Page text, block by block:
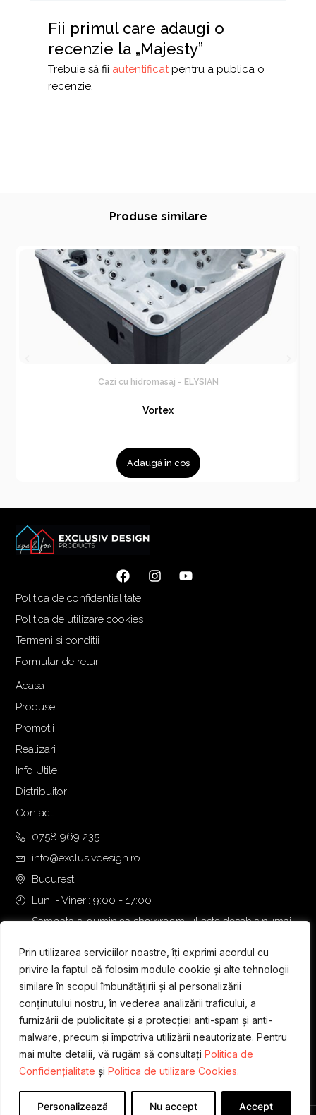
Prin utilizarea serviciilor noastre, îți exprimi acordul cu
privire la faptul că folosim module cookie și alte tehnologii
similare în scopul îmbunătățirii și al personalizării
conținutului nostru, în vederea analizării traficului, a
furnizării de publicitate și a protecției anti-spam și anti-
malware, precum și împotriva utilizării neautorizate. Pentru
mai multe detalii, vă rugăm să consultați Politica de
Confidențialitate și Politica de utilizare Cookies.
Personalizează Nu accept Accept
Fii primul care adaugi o
recenzie la „Majesty”
Trebuie să fii autentificatpentru a publica o
recenzie.
Produse similare
Cazi cu hidromasaj - ELYSIAN
Vortex
Adaugă în coș
Politica de confidentialitate
Politica de utilizare cookies
Termeni si conditii
Formular de retur
Acasa
Produse
Promotii
Realizari
Info Utile
Distribuitori
Contact
0758 969 235
info@exclusivdesign.ro
Bucuresti
Luni - Vineri: 9:00 - 17:00
Sambata si duminica showroom-ul este deschis numai